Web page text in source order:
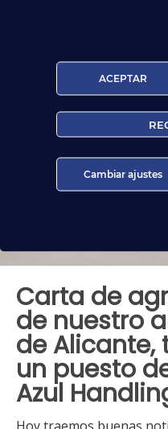
Carta de
de nuestro
de Alicante,
un puesto
Azul
ACEPTAR
Cambiar ajustes